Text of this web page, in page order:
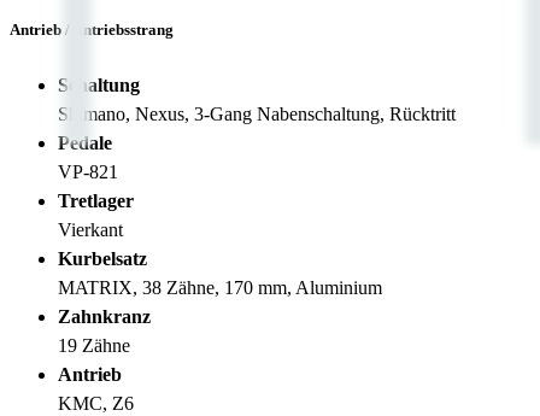
Antrieb / Antriebsstrang
Schaltung
Shimano, Nexus, 3-Gang Nabenschaltung, Rücktritt
Pedale
VP-821
Tretlager
Vierkant
Kurbelsatz
MATRIX, 38 Zähne, 170 mm, Aluminium
Zahnkranz
19 Zähne
Antrieb
KMC, Z6